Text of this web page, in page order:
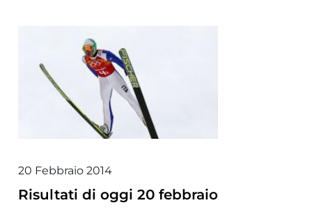
20 Febbraio 2014
Risultati di oggi 20 febbraio